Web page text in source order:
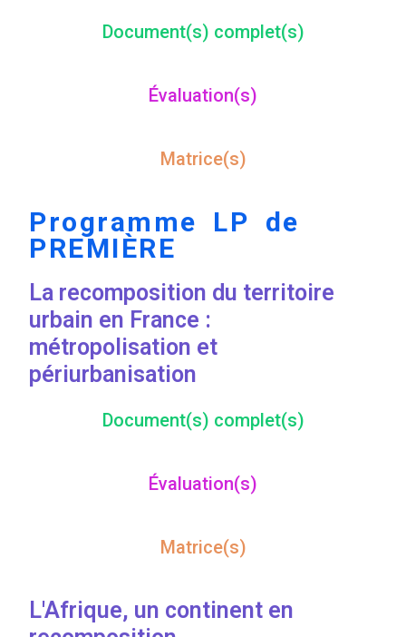
Document(s) complet(s)
Évaluation(s)
Matrice(s)
Programme LP de
PREMIÈRE
La recomposition du territoire
urbain en France :
métropolisation et
périurbanisation
Document(s) complet(s)
Évaluation(s)
Matrice(s)
L'Afrique, un continent en